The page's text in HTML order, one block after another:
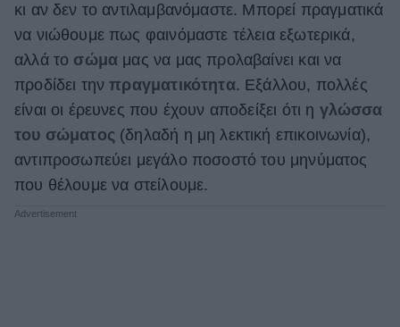
Hautes Grecians
Γάμος
Market News
κι αν δεν το αντιλαμβανόμαστε. Μπορεί πραγματικά
να νιώθουμε πως φαινόμαστε τέλεια εξωτερικά,
αλλά το σώμα μας να μας προλαβαίνει και να
προδίδει τηνπραγματικότητα. Εξάλλου, πολλές
είναι οι έρευνες που έχουν αποδείξει ότι η γλώσσα
του σώματος (δηλαδή η μη λεκτική επικοινωνία),
αντιπροσωπεύει μεγάλο ποσοστό του μηνύματος
που θέλουμε να στείλουμε.